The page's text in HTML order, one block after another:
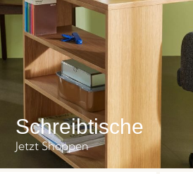
Schreibtische
Jetzt Shoppen